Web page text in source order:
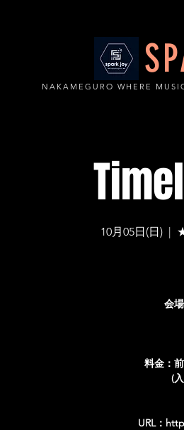
NAKAMEGURO WHERE
10月05日(日)
  |
会
料金：
(
URL：